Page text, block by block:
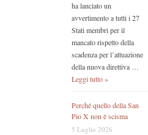
ha lanciato un
avvertimento a tutti i 27
Stati membri per il
mancato rispetto della
scadenza per l’attuazione
della nuova direttiva …
Leggi tutto »
Perché quello della San
Pio X non è scisma
5 Luglio 2026